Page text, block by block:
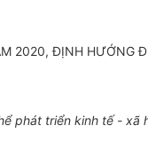
2020, ĐỊNH HƯỚNG
phát triển kinh tế - xã